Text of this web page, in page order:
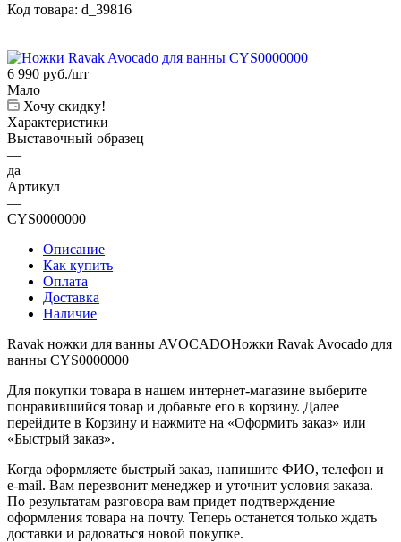
Код товара: d_39816
6 990 руб./шт
Мало
Хочу скидку!
Характеристики
Выставочный образец
—
да
Артикул
—
CYS0000000
Описание
Как купить
Оплата
Доставка
Наличие
Ravak ножки для ванны AVOCADOНожки Ravak Avocado для
ванны CYS0000000
Для покупки товара в нашем интернет-магазине выберите
понравившийся товар и добавьте его в корзину. Далее
перейдите в Корзину и нажмите на «Оформить заказ» или
«Быстрый заказ».
Когда оформляете быстрый заказ, напишите ФИО, телефон и
e-mail. Вам перезвонит менеджер и уточнит условия заказа.
По результатам разговора вам придет подтверждение
оформления товара на почту. Теперь останется только ждать
доставки и радоваться новой покупке.